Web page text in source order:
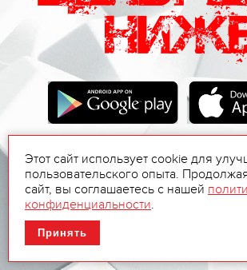
Этот сайт использует cookie для
пользовательского опыта.
сайт, вы соглашаетесь с нашей
конфиденциальности.
Принять